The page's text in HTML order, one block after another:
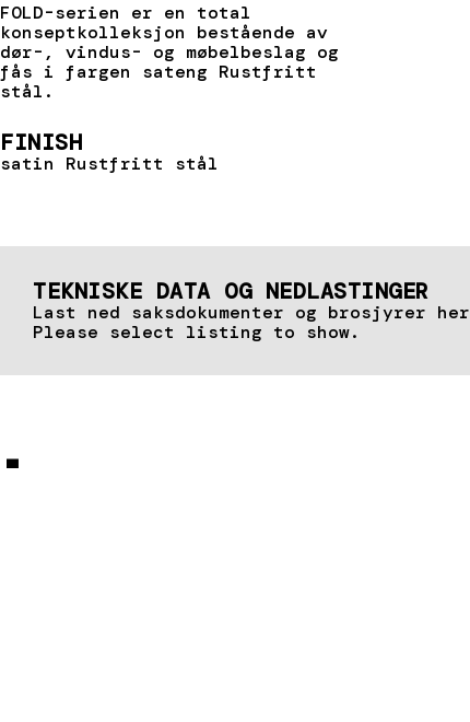
FOLD-serien er en total
konseptkolleksjon bestående av
dør-, vindus- og møbelbeslag og
fås i fargen sateng Rustfritt
stål.
FINISH
satin Rustfritt stål
TEKNISKE DATA OG NEDLASTINGER
Last ned saksdokumenter og brosjyrer her
Please select listing to show.
La oss